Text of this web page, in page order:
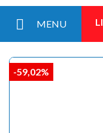
MENU
-59,02%